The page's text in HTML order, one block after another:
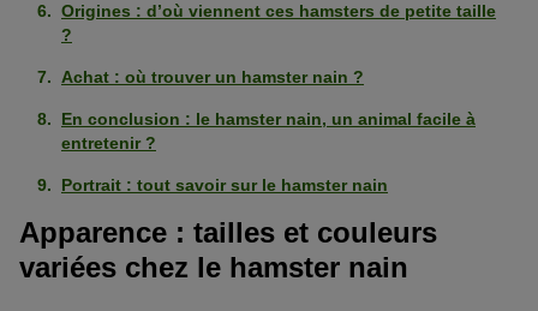
Origines : d’où viennent ces hamsters de petite taille
?
Achat : où trouver un hamster nain ?
En conclusion : le hamster nain, un animal facile à
entretenir ?
Portrait : tout savoir sur le hamster nain
Apparence : tailles et couleurs
variées chez le hamster nain